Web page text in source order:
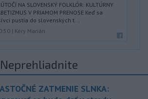
NA SLOVENSKÝ FOLKLÓR: KULTÚRNY
V PRIAMOM PRENOSE Keď sa
pustia do slovenských t...
| Kéry Marián
Neprehliadnite
ZATMENIE SLNKA: